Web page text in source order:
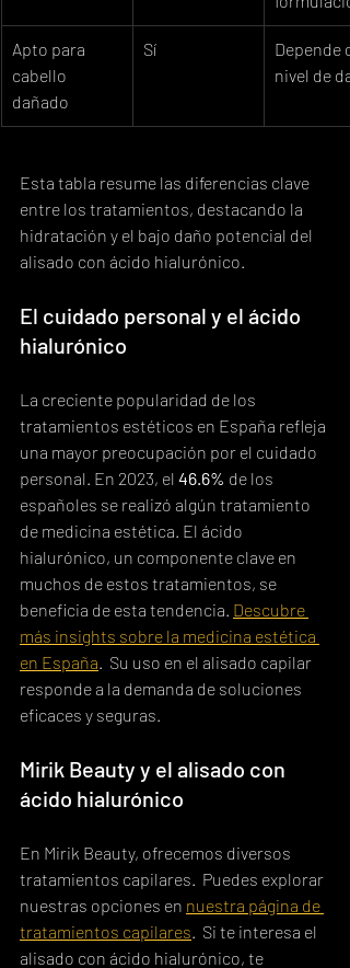
Apto para
cabello
dañado
Sí
Depende
nivel de
Esta tabla resume las diferencias clave
entre los tratamientos, destacando la
hidratación y el bajo daño potencial del
alisado con ácido hialurónico.
El cuidado personal y el ácido
hialurónico
La creciente popularidad de los
tratamientos estéticos en España refleja
una mayor preocupación por el cuidado
personal. En 2023, el 46.6% de los
españoles se realizó algún tratamiento
de medicina estética. El ácido
hialurónico, un componente clave en
muchos de estos tratamientos, se
beneficia de esta tendencia. Descubre
más insights sobre la medicina estética
en España.  Su uso en el alisado capilar
responde a la demanda de soluciones
eficaces y seguras.
Mirik Beauty y el alisado con
ácido hialurónico
En Mirik Beauty, ofrecemos diversos
tratamientos capilares.  Puedes explorar
nuestras opciones en nuestra página de
tratamientos capilares.  Si te interesa el
alisado con ácido hialurónico, te